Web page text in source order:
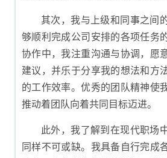
其次，我与上级和同事之间
够顺利完成公司安排的各项任务
协作中，我注重沟通与协调，愿
建议，并乐于分享我的想法和方
的工作效率。优秀的团队精神使
推动着团队向着共同目标迈进。
此外，我了解到在现代职场
同样不可或缺。我具备自行完成